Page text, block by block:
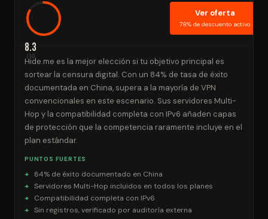
8.3
/10
Ver oferta
78% de descuento activo
Hide.me es la mejor elección si tu objetivo principal es
sortear la censura digital. Con un 84% de tasa de éxito
documentada en China, supera a la mayoría de VPN
convencionales en este escenario. Sus servidores Multi-
Hop y la compatibilidad completa con IPv6 añaden capas
de protección que la competencia raramente incluye en el
plan estándar.
PUNTOS FUERTES
84% de éxito documentado en China
Servidores Multi-Hop incluidos en todos los planes
Compatibilidad completa con IPv6
Sin registros, verificado por auditoría externa